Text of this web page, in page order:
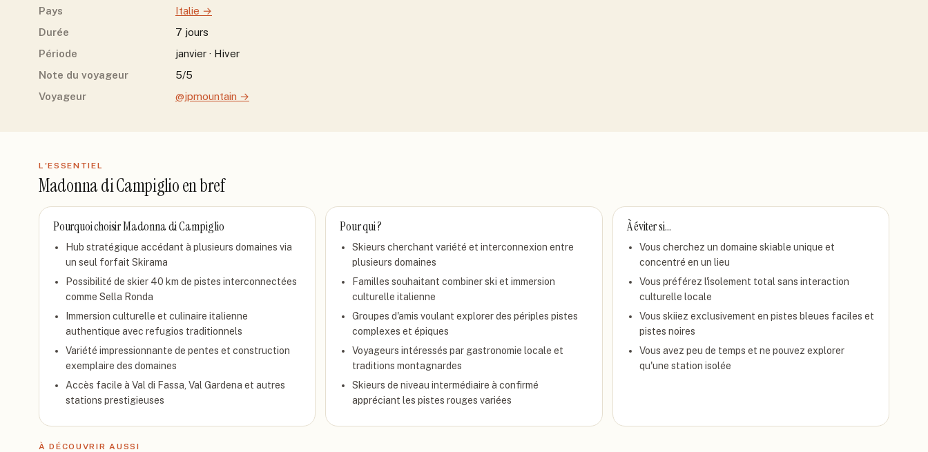
Pays
Italie →
Durée
7 jours
Période
janvier · Hiver
Note du voyageur
5/5
Voyageur
@jpmountain →
L'ESSENTIEL
Madonna di Campiglioen bref
Pourquoi choisirMadonna di Campiglio
Hub stratégique accédant à plusieurs domaines via
un seul forfait Skirama
Possibilité de skier 40 km de pistes interconnectées
comme Sella Ronda
Immersion culturelle et culinaire italienne
authentique avec refugios traditionnels
Variété impressionnante de pentes et construction
exemplaire des domaines
Accès facile à Val di Fassa, Val Gardena et autres
stations prestigieuses
Pour qui ?
Skieurs cherchant variété et interconnexion entre
plusieurs domaines
Familles souhaitant combiner ski et immersion
culturelle italienne
Groupes d'amis voulant explorer des périples pistes
complexes et épiques
Voyageurs intéressés par gastronomie locale et
traditions montagnardes
Skieurs de niveau intermédiaire à confirmé
appréciant les pistes rouges variées
À éviter si…
Vous cherchez un domaine skiable unique et
concentré en un lieu
Vous préférez l'isolement total sans interaction
culturelle locale
Vous skiiez exclusivement en pistes bleues faciles et
pistes noires
Vous avez peu de temps et ne pouvez explorer
qu'une station isolée
À DÉCOUVRIR AUSSI